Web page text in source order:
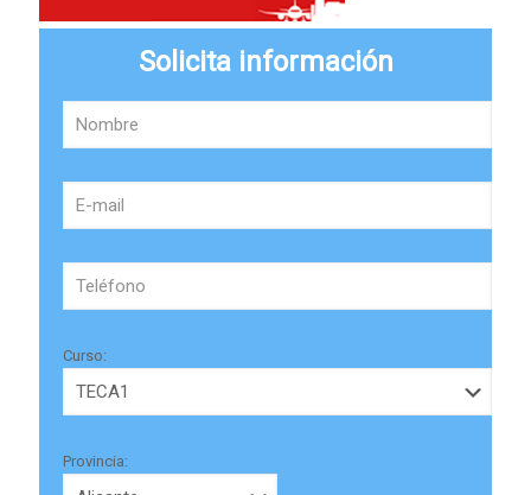
Solicita información
Curso:
Provincia: